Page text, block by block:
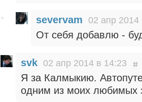
severvam 02 апр 2014
От себя добавлю -
svk 02 апр 2014 в 14:23
Я за Калмыкию.
одним из моих любимых